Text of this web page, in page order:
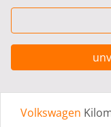
Leasingdetails
Volkswagen